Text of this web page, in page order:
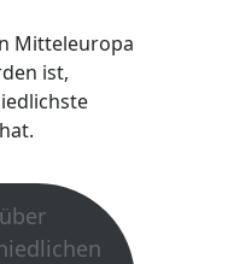
Mitteleuropa
ist,